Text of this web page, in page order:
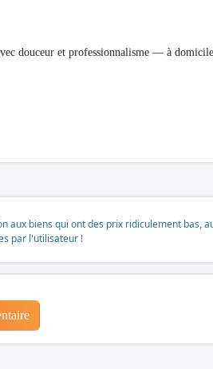
douceur et professionnalisme — à
aux biens qui ont des prix ridiculement bas,
par l'utilisateur !